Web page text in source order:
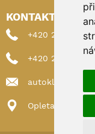
KONTAKTY
+420 222 898
+420 222 898
Opletalova